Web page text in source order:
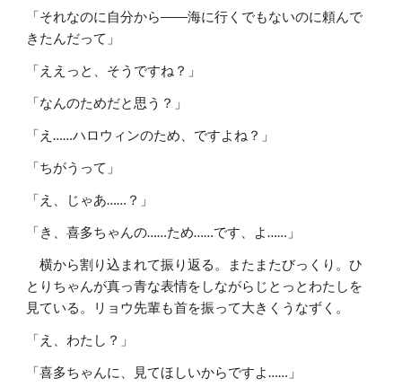
「それなのに自分から――海に行くでもないのに頼んで
きたんだって」
「ええっと、そうですね？」
「なんのためだと思う？」
「え……ハロウィンのため、ですよね？」
「ちがうって」
「え、じゃあ……？」
「き、喜多ちゃんの……ため……です、よ……」
横から割り込まれて振り返る。またまたびっくり。ひ
とりちゃんが真っ青な表情をしながらじとっとわたしを
見ている。リョウ先輩も首を振って大きくうなずく。
「え、わたし？」
「喜多ちゃんに、見てほしいからですよ……」